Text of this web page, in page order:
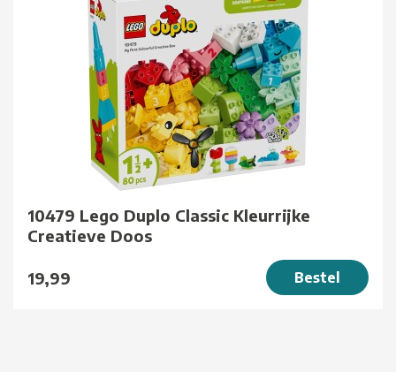
10479 Lego Duplo Classic Kleurrijke
Creatieve Doos
19,99 Bestel